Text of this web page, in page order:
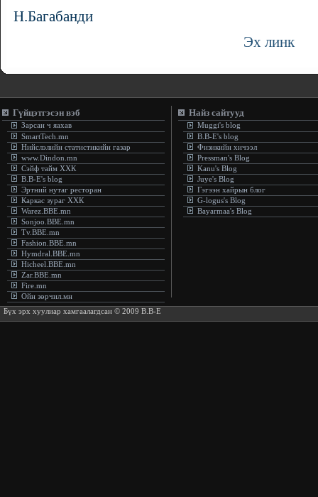
Н.Багабанди
Эх линк
Гүйцэтгэсэн вэб
Зарсан ч яахав
SmartTech.mn
Нийслэлийн статистикийн газар
www.Dindon.mn
Сэйф тайм ХХК
B.B-E's blog
Эртний нутаг ресторан
Каркас зураг ХХК
Warez.BBE.mn
Sonjoo.BBE.mn
Tv.BBE.mn
Fashion.BBE.mn
Hymdral.BBE.mn
Hicheel.BBE.mn
Zar.BBE.mn
Fire.mn
Ойн зөрчил.мн
Найз сайтууд
Muggi's blog
B.B-E's blog
Физикийн хичээл
Pressman's Blog
Kanu's Blog
Juye's Blog
Гэгээн хайрын блог
G-logus's Blog
Bayarmaa's Blog
Бүх эрх хуулиар хамгаалагдсан © 2009 B.B-E